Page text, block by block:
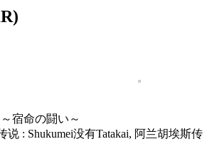
宿命の闘い～
说 : Shukumei没有Tatakai, 阿兰胡埃斯传